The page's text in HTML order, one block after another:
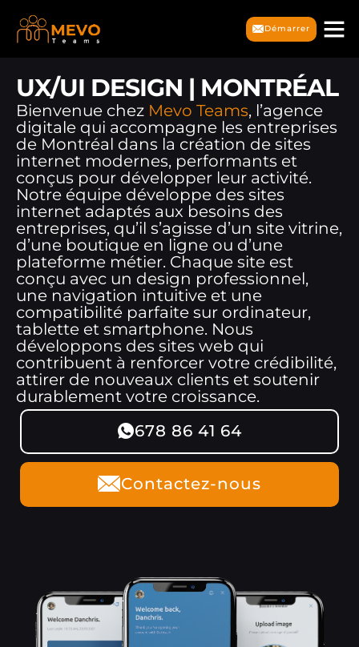
Démarrer
UX/UI DESIGN | MONTRÉAL
Bienvenue chez Mevo Teams, l’agence
digitale qui accompagne les entreprises
de Montréal dans la création de sites
internet modernes, performants et
conçus pour développer leur activité.
Notre équipe développe des sites
internet adaptés aux besoins des
entreprises, qu’il s’agisse d’un site vitrine,
d’une boutique en ligne ou d’une
plateforme métier. Chaque site est
conçu avec un design professionnel,
une navigation intuitive et une
compatibilité parfaite sur ordinateur,
tablette et smartphone. Nous
développons des sites web qui
contribuent à renforcer votre crédibilité,
attirer de nouveaux clients et soutenir
durablement votre croissance.
678 86 41 64
Contactez-nous